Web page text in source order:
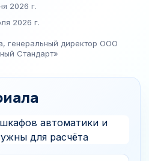
2026 г.
2026 г.
генеральный директор ООО
Стандарт»